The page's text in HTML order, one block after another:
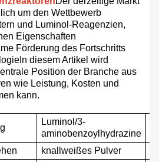
um den Wettbewerb
und Luminol-Reagenzien,
Eigenschaften
Förderung des Fortschritts
diesem Artikel wird
Position der Branche aus
wie Leistung, Kosten und
kann.
Luminol/3-
aminobenzoylhydrazine
knallweißes Pulver